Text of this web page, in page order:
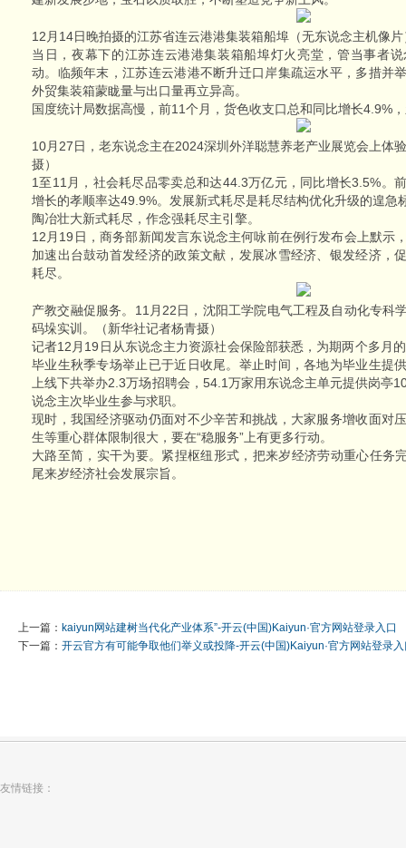
12月14日晚拍摄的江苏省连云港港集装箱船埠（无东说念主机像
当日，夜幕下的江苏连云港港集装箱船埠灯火亮堂，管当事者
动。临频年末，江苏连云港港不断升迁口岸集疏运水平，多措并
外贸集装箱蒙眬量与出口量再立异高。
国度统计局数据高慢，前11个月，货色收支口总和同比增长4.9%
10月27日，老东说念主在2024深圳外洋聪慧养老产业展览会上体
摄）
1至11月，社会耗尽品零卖总和达44.3万亿元，同比增长3.5%。
增长的孝顺率达49.9%。发展新式耗尽是耗尽结构优化升级的遑急
陶冶壮大新式耗尽，作念强耗尽主引擎。
12月19日，商务部新闻发言东说念主何咏前在例行发布会上默示
加速出台鼓动首发经济的政策文献，发展冰雪经济、银发经济，
耗尽。
产教交融促服务。11月22日，沈阳工学院电气工程及自动化专科
码垛实训。（新华社记者杨青摄）
记者12月19日从东说念主力资源社会保险部获悉，为期两个多月
毕业生秋季专场举止已于近日收尾。举止时间，各地为毕业生提
上线下共举办2.3万场招聘会，54.1万家用东说念主单元提供岗亭
说念主次毕业生参与求职。
现时，我国经济驱动仍面对不少辛苦和挑战，大家服务增收面对
生等重心群体限制很大，要在“稳服务”上有更多行动。
大路至简，实干为要。紧捏枢纽形式，把来岁经济劳动重心任务
尾来岁经济社会发展宗旨。
上一篇： kaiyun网站建树当代化产业体系”-开云(中国)Kaiyun·官方网站登录入口
下一篇： 开云官方有可能争取他们举义或投降-开云(中国)Kaiyun·官方网站登录
友情链接：